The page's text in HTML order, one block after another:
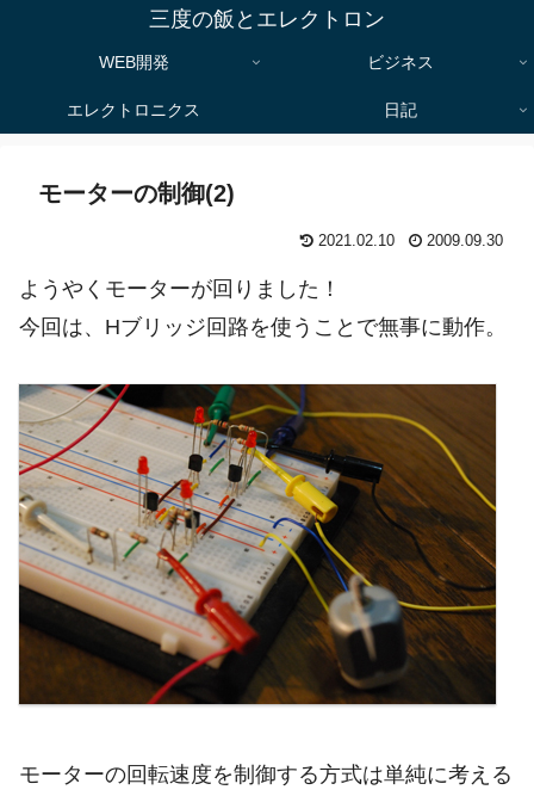
三度の飯とエレクトロン
WEB開発 ビジネス
エレクトロニクス 日記
モーターの制御(2)
2021.02.10 2009.09.30
ようやくモーターが回りました！
今回は、Hブリッジ回路を使うことで無事に動作。
モーターの回転速度を制御する方式は単純に考える